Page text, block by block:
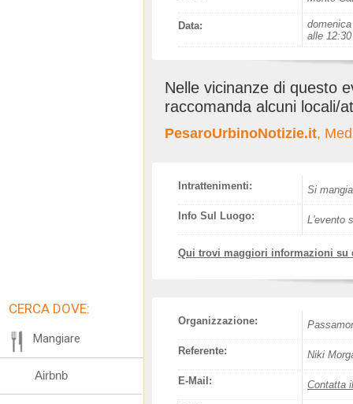
Data:
alle 12:30
Nelle vicinanze di questo
raccomanda alcuni locali/
PesaroUrbinoNotizie.it,
Intrattenimenti: Si mangia
Info Sul Luogo: L'evento
Qui trovi maggiori informazioni su
Organizzazione:
Referente: Niki
E-Mail: Contatta
CERCA DOVE:
Mangiare
Airbnb